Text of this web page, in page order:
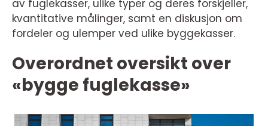
av fuglekasser, ulike typer og deres forskjeller,
kvantitative målinger, samt en diskusjon om
fordeler og ulemper ved ulike byggekasser.
Overordnet oversikt over
«bygge fuglekasse»